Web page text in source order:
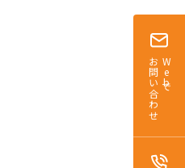
Webで
お問い合わせ